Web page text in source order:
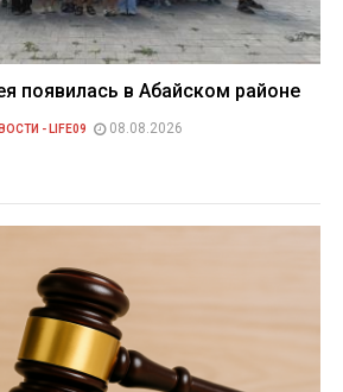
появилась в Абайском районе
- LIFE09 08.08.2026